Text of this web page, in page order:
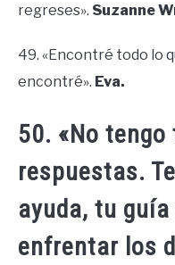
regreses». Suzanne
49. «Encontré todo lo
encontré». Eva.
50. «No
respuestas.
ayuda, tu
enfrentar los